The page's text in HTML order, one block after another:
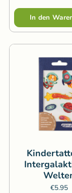
Menge
In den
€5.95